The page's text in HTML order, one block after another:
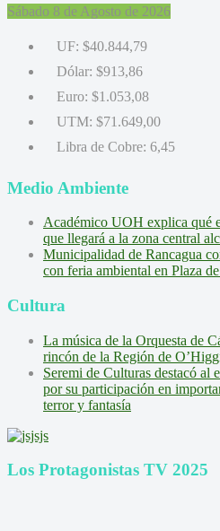
Sábado 8 de Agosto de 2026
UF: $40.844,79
Dólar: $913,86
Euro: $1.053,08
UTM: $71.649,00
Libra de Cobre: 6,45
Medio Ambiente
Académico UOH explica qué
que llegará a la zona central
Municipalidad de Rancagua
con feria ambiental en Plaza
Cultura
La música de la Orquesta de
rincón de la Región de
Seremi de Culturas destacó al
por su participación en
terror y fantasía
Los Protagonistas TV 2025